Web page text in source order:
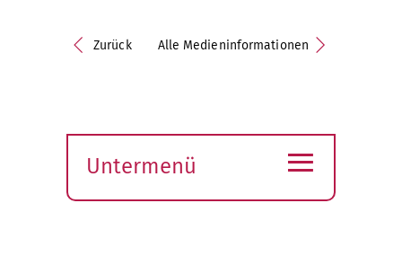
Zurück Alle Medieninformationen
Untermenü
≡